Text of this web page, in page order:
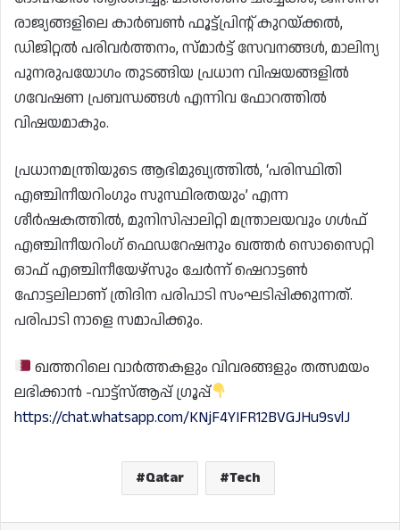
രാജ്യങ്ങളിലെ കാർബൺ ഫൂട്ട്പ്രിന്റ് കുറയ്ക്കൽ,
ഡിജിറ്റൽ പരിവർത്തനം, സ്മാർട്ട് സേവനങ്ങൾ, മാലിന്യ
പുനരുപയോഗം തുടങ്ങിയ പ്രധാന വിഷയങ്ങളിൽ
ഗവേഷണ പ്രബന്ധങ്ങൾ എന്നിവ ഫോറത്തിൽ
വിഷയമാകും.
പ്രധാനമന്ത്രിയുടെ ആഭിമുഖ്യത്തിൽ, ‘പരിസ്ഥിതി
എഞ്ചിനീയറിംഗും സുസ്ഥിരതയും’ എന്ന
ശീർഷകത്തിൽ, മുനിസിപ്പാലിറ്റി മന്ത്രാലയവും ഗൾഫ്
എഞ്ചിനീയറിംഗ് ഫെഡറേഷനും ഖത്തർ സൊസൈറ്റി
ഓഫ് എഞ്ചിനീയേഴ്‌സും ചേർന്ന് ഷെറാട്ടൺ
ഹോട്ടലിലാണ് ത്രിദിന പരിപാടി സംഘടിപ്പിക്കുന്നത്.
പരിപാടി നാളെ സമാപിക്കും.
ഖത്തറിലെ വാർത്തകളും വിവരങ്ങളും തത്സമയം
ലഭിക്കാൻ -വാട്ട്സ്ആപ്പ് ഗ്രൂപ്പ്
https://chat.whatsapp.com/KNjF4YIFR12BVGJHu9svlJ
Qatar Tech